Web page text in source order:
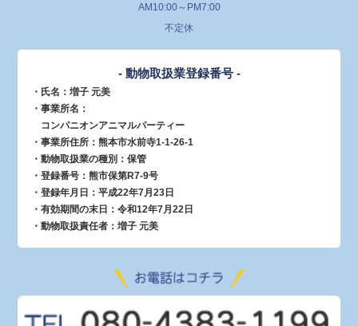
AM10:00～PM7:00
不定休
- 動物取扱業登録番号 -
・氏名：増子 元美
・事業所名：
コンパニオンアニマルパーティー
・事業所住所：熊本市水前寺1-1-26-1
・動物取扱業の種別：保管
・登録番号：熊市保第R7-9号
・登録年月日：平成22年7月23日
・有効期間の末日：令和12年7月22日
・動物取扱責任者：増子 元美